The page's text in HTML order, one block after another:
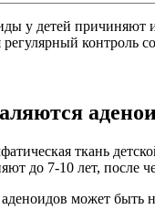
у детей причиняют
регулярный контроль
ткань
до 7-10 лет, после
может быть